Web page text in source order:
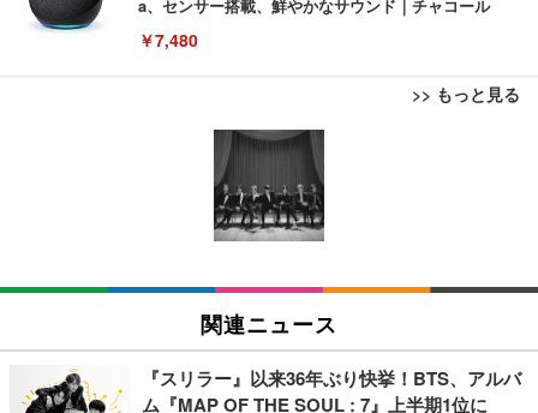
a、センサー搭載、鮮やかなサウンド｜チャコール
￥7,480
>> もっと見る
[EdoErgo] オフィスチェア 椅子 テレワーク 疲れな
い 跳ね上げ式アームレスト コンパクト 約105度ロッ
キング pc 事務椅子 360度回転 座面昇降 強化ナイロ
ン樹脂ベース 通気性メッシュ 在宅ワーク H-WY01
(黒網+黒枠+黒足)
SIHOO B100 オフィスチェア／デスクチェア メッシ
ュチェア 人間工学 疲れない ブラック
￥27,999
EIZO ビジネス向けプレミアムモニター | FlexScan
EV3240X-WT | 31.5型4K UHD・USB Type-C・ホワ
￥105,595
EIZO ビジネス向けプレミアムモニター | FlexScan
￥109,572
Amazonベーシック ペットシーツ 薄型 レギュラー 1
回使い捨て 無香料 ホワイト 300枚
Amazonベーシック ペットシーツ 厚型 ワイド 42枚
x2袋(84枚) ホワイト(吸収面:ライトブルー)
￥3,234
関連ニュース
『スリラー』以来36年ぶり快挙！BTS、アルバ
ム『MAP OF THE SOUL : 7』上半期1位に